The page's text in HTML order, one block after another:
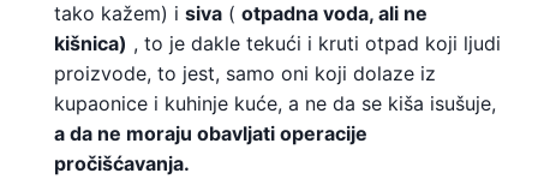
tako kažem) i siva ( otpadna voda, ali ne
kišnica) , to je dakle tekući i kruti otpad koji ljudi
proizvode, to jest, samo oni koji dolaze iz
kupaonice i kuhinje kuće, a ne da se kiša isušuje,
a da ne moraju obavljati operacije
pročišćavanja.